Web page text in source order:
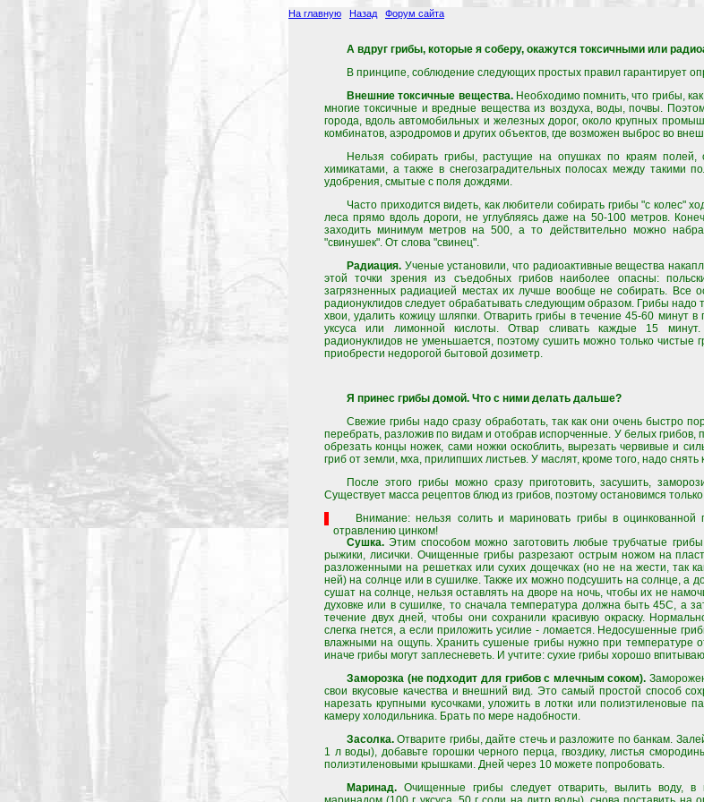
На главную Назад Форум сайта
А вдруг грибы, которые я соберу, окажутся токсичными или
В принципе, соблюдение следующих простых правил гарантирует
Внешние токсичные вещества.Необходимо помнить, что грибы,
многие токсичные и вредные вещества из воздуха, воды, почвы.
города, вдоль автомобильных и железных дорог, около крупных
комбинатов, аэродромов и других объектов, где возможен выброс во
Нельзя собирать грибы, растущие на опушках по краям полей,
химикатами, а также в снегозаградительных полосах между такими
удобрения, смытые с поля дождями.
Часто приходится видеть, как любители собирать грибы "с колес"
леса прямо вдоль дороги, не углубляясь даже на 50-100 метров.
заходить минимум метров на 500, а то действительно можно
"свинушек". От слова "свинец".
Радиация. Ученые установили, что радиоактивные вещества
этой точки зрения из съедобных грибов наиболее опасны:
загрязненных радиацией местах их лучше вообще не собирать. Все
радионуклидов следует обрабатывать следующим образом. Грибы надо
хвои, удалить кожицу шляпки. Отварить грибы в течение 45-60 минут
уксуса или лимонной кислоты. Отвар сливать каждые 15
радионуклидов не уменьшается, поэтому сушить можно только чистые
приобрести недорогой бытовой дозиметр.
Я принес грибы домой. Что с ними делать дальше?
Свежие грибы надо сразу обработать, так как они очень быстро
перебрать, разложив по видам и отобрав испорченные. У белых грибов,
обрезать концы ножек, сами ножки оскоблить, вырезать червивые и
гриб от земли, мха, прилипших листьев. У маслят, кроме того, надо снять
После этого грибы можно сразу приготовить, засушить,
Существует масса рецептов блюд из грибов, поэтому остановимся
Внимание: нельзя солить и мариновать грибы в
отравлению цинком!
Сушка. Этим способом можно заготовить любые трубчатые
рыжики, лисички. Очищенные грибы разрезают острым ножом на
разложенными на решетках или сухих дощечках (но не на жести, так
ней) на солнце или в сушилке. Также их можно подсушить на солнце, а
сушат на солнце, нельзя оставлять на дворе на ночь, чтобы их не
духовке или в сушилке, то сначала температура должна быть 45С, а
течение двух дней, чтобы они сохранили красивую окраску.
слегка гнется, а если приложить усилие - ломается. Недосушенные
влажными на ощупь. Хранить сушеные грибы нужно при температуре
иначе грибы могут заплесневеть. И учтите: сухие грибы хорошо
Заморозка (не подходит для грибов с млечным соком).
свои вкусовые качества и внешний вид. Это самый простой способ
нарезать крупными кусочками, уложить в лотки или полиэтиленовые
камеру холодильника. Брать по мере надобности.
Засолка. Отварите грибы, дайте стечь и разложите по банкам.
1 л воды), добавьте горошки черного перца, гвоздику, листья
полиэтиленовыми крышками. Дней через 10 можете попробовать.
Маринад. Очищенные грибы следует отварить, вылить воду, в